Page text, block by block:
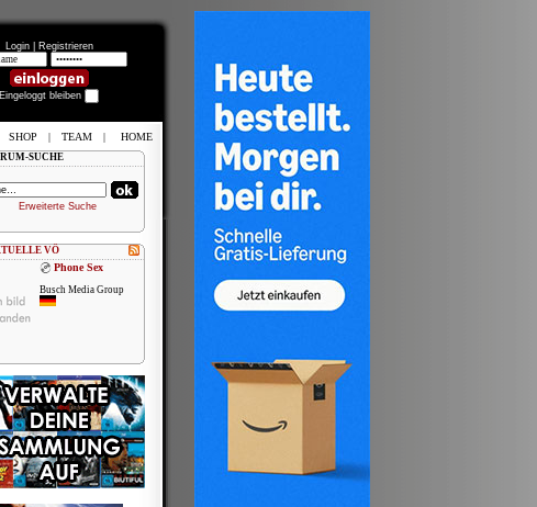
Login | Registrieren
Eingeloggt bleiben
SUCHE
Erweiterte Suche
VÖ
Phone Sex
Busch Media Group
SHOP | TEAM | HOME